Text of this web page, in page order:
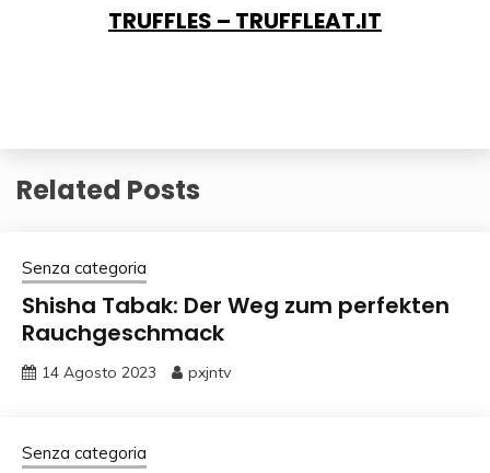
TRUFFLES – TRUFFLEAT.IT
Related Posts
Senza categoria
Shisha Tabak: Der Weg zum perfekten
Rauchgeschmack
14 Agosto 2023 pxjntv
Senza categoria